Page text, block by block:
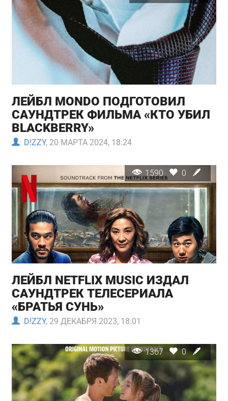
ЛЕЙБЛ MONDO ПОДГОТОВИЛ
САУНДТРЕК ФИЛЬМА «КТО УБИЛ
BLACKBERRY»
D!ZZY, 20 МАРТА 2024, 18:24
1590 0
ЛЕЙБЛ NETFLIX MUSIC ИЗДАЛ
САУНДТРЕК ТЕЛЕСЕРИАЛА
«БРАТЬЯ СУНЬ»
D!ZZY, 29 ДЕКАБРЯ 2023, 18:01
1367 0